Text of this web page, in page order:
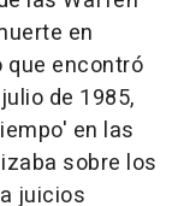
en
que encontró
de 1985,
en las
sobre los
juicios